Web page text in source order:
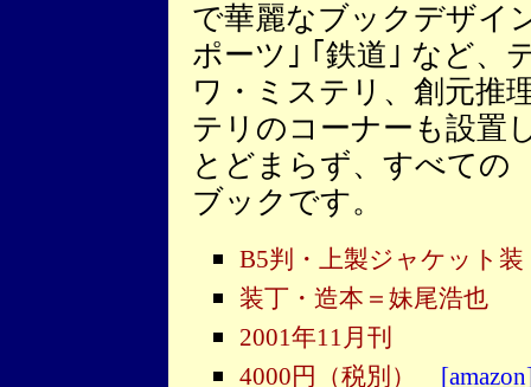
で華麗なブックデザイ
ポーツ｣ ｢鉄道｣ など、
ワ・ミステリ、創元推
テリのコーナーも設置
とどまらず、すべての
ブックです。
B5判・上製ジャケット
装丁・造本＝妹尾浩也
2001年11月刊
4000円（税別）